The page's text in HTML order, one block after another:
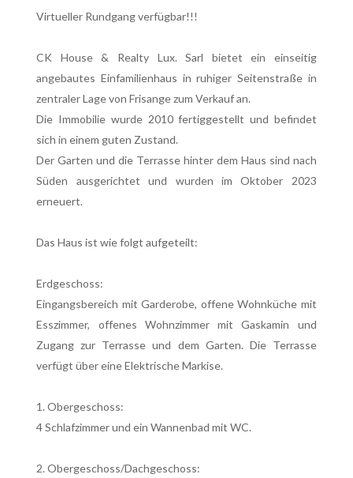
Virtueller Rundgang verfügbar!!!
CK House & Realty Lux. Sarl bietet ein einseitig
angebautes Einfamilienhaus in ruhiger Seitenstraße in
zentraler Lage von Frisange zum Verkauf an.
Die Immobilie wurde 2010 fertiggestellt und befindet
sich in einem guten Zustand.
Der Garten und die Terrasse hinter dem Haus sind nach
Süden ausgerichtet und wurden im Oktober 2023
erneuert.
Das Haus ist wie folgt aufgeteilt:
Erdgeschoss:
Eingangsbereich mit Garderobe, offene Wohnküche mit
Esszimmer, offenes Wohnzimmer mit Gaskamin und
Zugang zur Terrasse und dem Garten. Die Terrasse
verfügt über eine Elektrische Markise.
1. Obergeschoss:
4 Schlafzimmer und ein Wannenbad mit WC.
2. Obergeschoss/Dachgeschoss: